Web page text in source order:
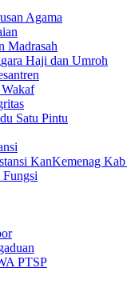
Agama
Madrasah
Haji dan Umroh
Satu Pintu
KanKemenag
Fungsi
PTSP